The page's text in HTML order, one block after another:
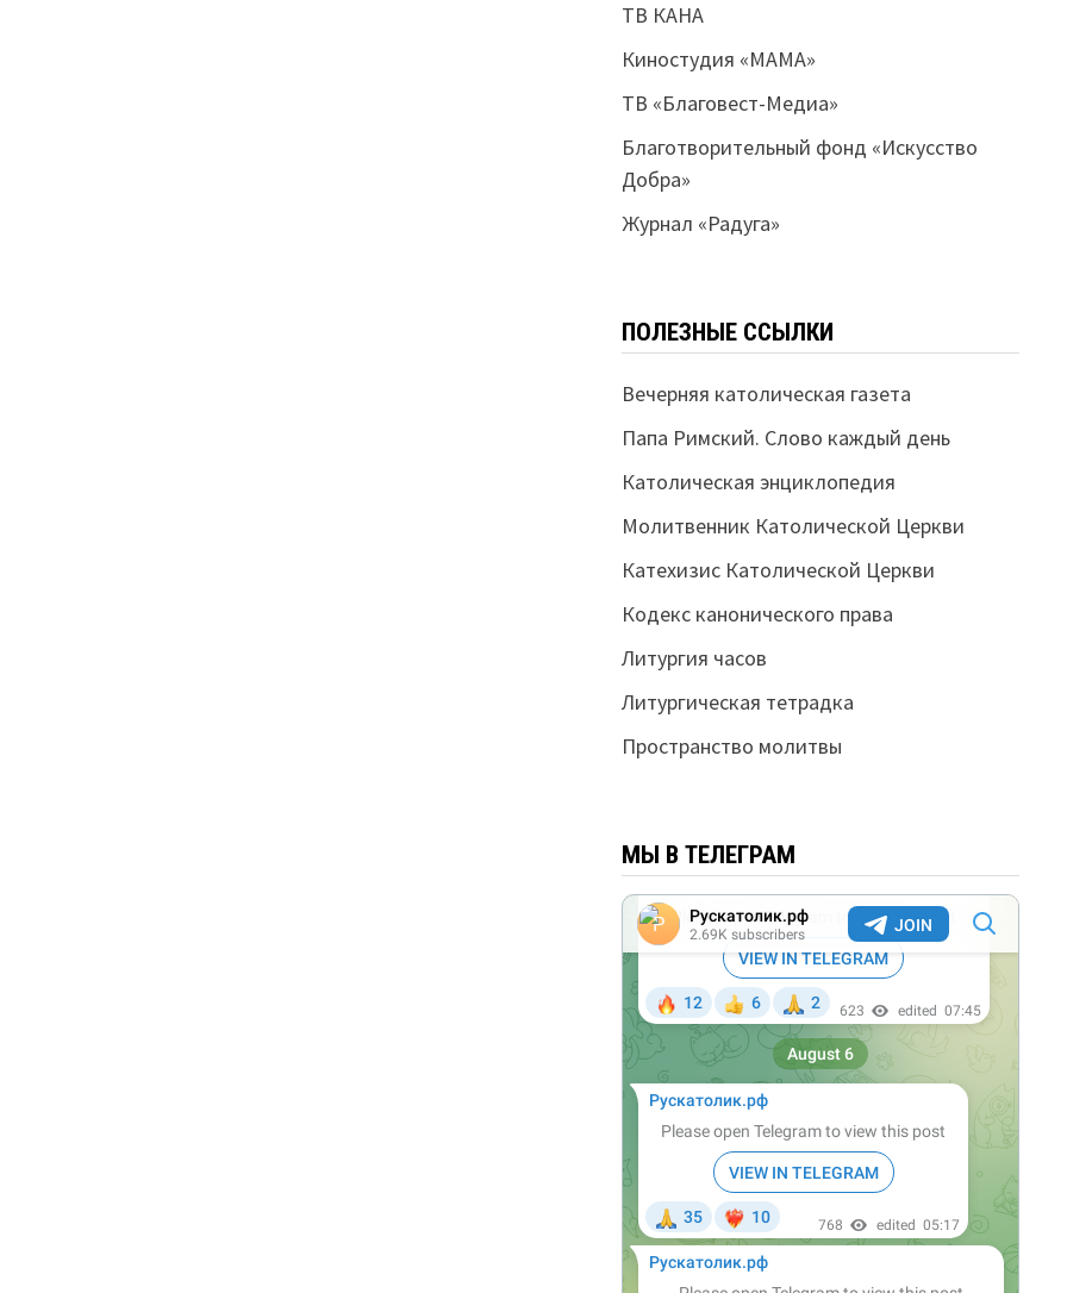
ТВ КАНА
Киностудия «МАМА»
ТВ «Благовест-Медиа»
Благотворительный фонд «Искусство
Добра»
Журнал «Радуга»
ПОЛЕЗНЫЕ ССЫЛКИ
Вечерняя католическая газета
Папа Римский. Слово каждый день
Католическая энциклопедия
Молитвенник Католической Церкви
Катехизис Католической Церкви
Кодекс канонического права
Литургия часов
Литургическая тетрадка
Пространство молитвы
МЫ В ТЕЛЕГРАМ